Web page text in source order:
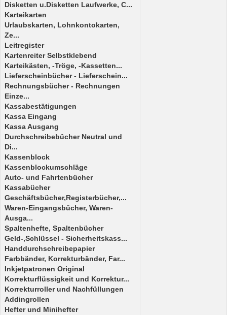
Disketten u.Disketten Laufwerke, C...
Karteikarten
Urlaubskarten, Lohnkontokarten,
Ze...
Leitregister
Kartenreiter Selbstklebend
Karteikästen, -Tröge, -Kassetten...
Lieferscheinbücher - Lieferschein...
Rechnungsbücher - Rechnungen
Einze...
Kassabestätigungen
Kassa Eingang
Kassa Ausgang
Durchschreibebücher Neutral und
Di...
Kassenblock
Kassenblockumschläge
Auto- und Fahrtenbücher
Kassabücher
Geschäftsbücher,Registerbücher,...
Waren-Eingangsbücher, Waren-
Ausga...
Spaltenhefte, Spaltenbücher
Geld-,Schlüssel - Sicherheitskass...
Handdurchschreibepapier
Farbbänder, Korrekturbänder, Far...
Inkjetpatronen Original
Korrekturflüssigkeit und Korrektur...
Korrekturroller und Nachfüllungen
Addingrollen
Hefter und Minihefter